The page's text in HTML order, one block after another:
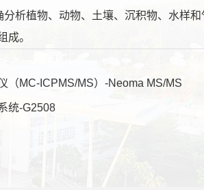
析植物、动物、土壤、沉积物、水样
成。
（MC-ICPMS/MS）-Neoma MS/MS
统-G2508